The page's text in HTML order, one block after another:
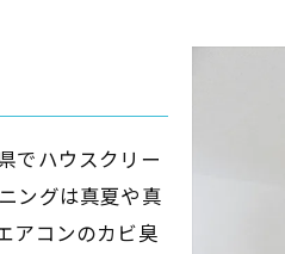
でハウスクリー
ングは真夏や真
アコンのカビ臭